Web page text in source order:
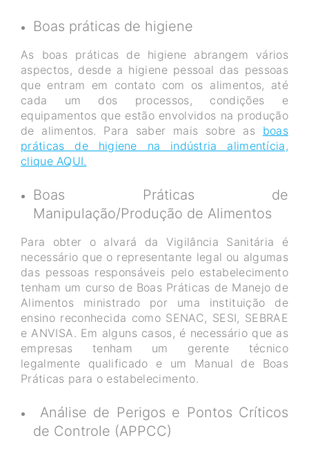
Boas práticas de higiene
As boas práticas de higiene abrangem vários
aspectos, desde a higiene pessoal das pessoas
que entram em contato com os alimentos, até
cada um dos processos, condições e
equipamentos que estão envolvidos na produção
de alimentos. Para saber mais sobre as boas
práticas de higiene na indústria alimentícia,
clique AQUI.
Boas Práticas de
Manipulação/Produção de Alimentos
Para obter o alvará da Vigilância Sanitária é
necessário que o representante legal ou algumas
das pessoas responsáveis pelo estabelecimento
tenham um curso de Boas Práticas de Manejo de
Alimentos ministrado por uma instituição de
ensino reconhecida como SENAC, SESI, SEBRAE
e ANVISA. Em alguns casos, é necessário que as
empresas tenham um gerente técnico
legalmente qualificado e um Manual de Boas
Práticas para o estabelecimento.
Análise de Perigos e Pontos Críticos
de Controle (APPCC)